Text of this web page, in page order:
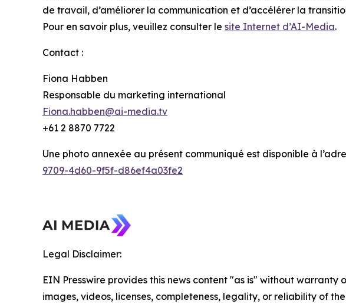
de travail, d’améliorer la communication et d’accélérer la
Pour en savoir plus, veuillez consulter le site Internet d’AI-Media.
Contact :
Fiona Habben
Responsable du marketing international
Fiona.habben@ai-media.tv
+61 2 8870 7722
Une photo annexée au présent communiqué est disponible à
9709-4d60-9f5f-d86ef4a03fe2
Legal Disclaimer:
EIN Presswire provides this news content "as is" without
images, videos, licenses, completeness, legality, or reliability of